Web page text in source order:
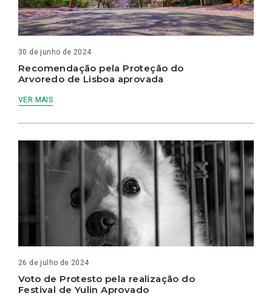
30 de junho de 2024
Recomendação pela Proteção do
Arvoredo de Lisboa aprovada
VER MAIS
26 de julho de 2024
Voto de Protesto pela realização do
Festival de Yulin Aprovado